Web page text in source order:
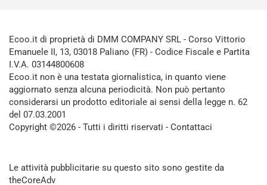
Ecoo.it di proprietà di DMM COMPANY SRL - Corso Vittorio
Emanuele II, 13, 03018 Paliano (FR) - Codice Fiscale e Partita
I.V.A. 03144800608
Ecoo.it non è una testata giornalistica, in quanto viene
aggiornato senza alcuna periodicità. Non può pertanto
considerarsi un prodotto editoriale ai sensi della legge n. 62
del 07.03.2001
Copyright ©2026 - Tutti i diritti riservati - Contattaci
Le attività pubblicitarie su questo sito sono gestite da
theCoreAdv